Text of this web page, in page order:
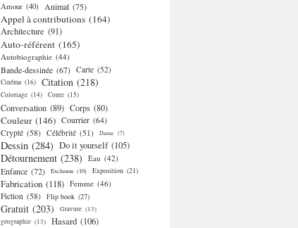
Amour (40) Animal (75)
Appel à contributions (164)
Architecture (91)
Auto-référent (165)
Autobiographie (44)
Bande-dessinée (67) Carte (52)
Cinéma (16) Citation (218)
Coloriage (14) Conte (15)
Conversation (89) Corps (80)
Couleur (146) Courrier (64)
Crypté (58) Célébrité (51) Danse (7)
Dessin (284) Do it yourself (105)
Détournement (238) Eau (42)
Enfance (72) Exclusion (10) Exposition (21)
Fabrication (118) Femme (46)
Fiction (58) Flip book (27)
Gratuit (203) Gravure (13)
géographie (13) Hasard (106)